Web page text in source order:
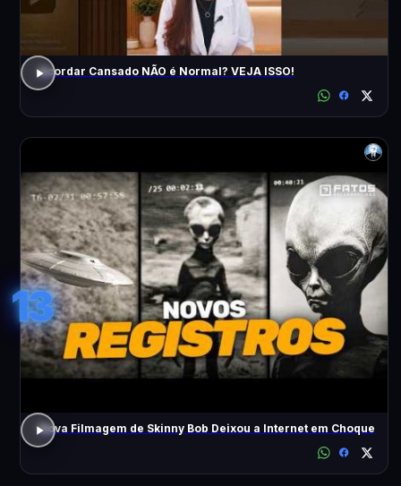
Acordar Cansado NÃO é Normal? VEJA ISSO!
13
Nova Filmagem de Skinny Bob Deixou a Internet em Choque